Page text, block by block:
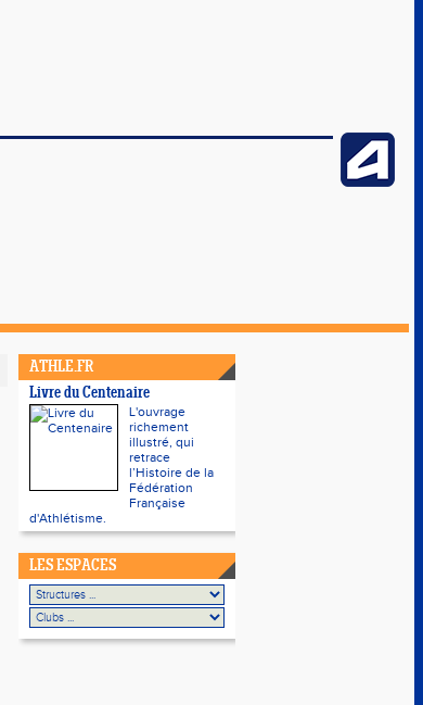
ATHLE.FR
Livre du Centenaire
L'ouvrage
richement
illustré, qui
retrace
l’Histoire de la
Fédération
Française
d'Athlétisme.
LES ESPACES